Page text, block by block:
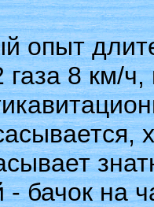
опыт
газа 8 км/
бачок на